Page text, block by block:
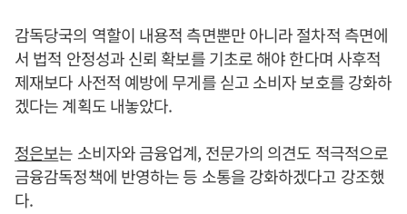
감독당국의 역할이 내용적 측면뿐만 아니라 절차적 측면에
서 법적 안정성과 신뢰 확보를 기초로 해야 한다며 사후적
제재보다 사전적 예방에 무게를 싣고 소비자 보호를 강화하
겠다는 계획도 내놓았다.
정은보는 소비자와 금융업계, 전문가의 의견도 적극적으로
금융감독정책에 반영하는 등 소통을 강화하겠다고 강조했
다.